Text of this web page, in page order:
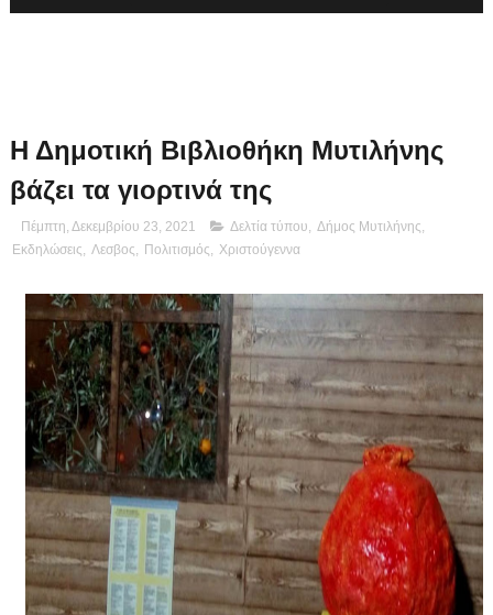
Η Δημοτική Βιβλιοθήκη Μυτιλήνης
βάζει τα γιορτινά της
Πέμπτη, Δεκεμβρίου 23, 2021 Δελτία τύπου Δήμος Μυτιλήνης
Εκδηλώσεις
Λεσβος Πολιτισμός Χριστούγεννα